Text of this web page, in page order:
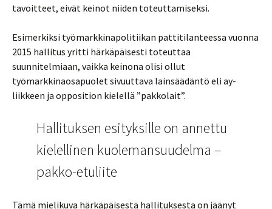
tavoitteet, eivät keinot niiden toteuttamiseksi.
Esimerkiksi työmarkkinapolitiikan pattitilanteessa vuonna
2015 hallitus yritti härkäpäisesti toteuttaa
suunnitelmiaan, vaikka keinona olisi ollut
työmarkkinaosapuolet sivuuttava lainsäädäntö eli ay-
liikkeen ja opposition kielellä ”pakkolait”.
Hallituksen esityksille on annettu
kielellinen kuolemansuudelma –
pakko-etuliite
Tämä mielikuva härkäpäisestä hallituksesta on jäänyt